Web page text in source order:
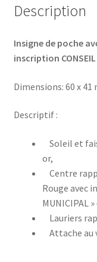
Description
Insigne de poche
inscription CONSEIL
Dimensions: 60 x 41
Descriptif :
Soleil et
or,
Centre
Rouge avec
MUNICIPAL
Lauriers
Attache au